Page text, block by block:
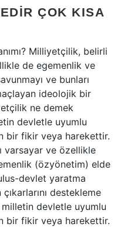
ÇOK KISA
Milliyetçilik, belirli
de egemenlik ve
ve bunları
ideolojik bir
ne demek
devletle uyumlu
bir fikir veya harekettir.
varsayar ve özellikle
(özyönetim) elde
devlet yaratma
destekleme
devletle uyumlu
bir fikir veya harekettir.